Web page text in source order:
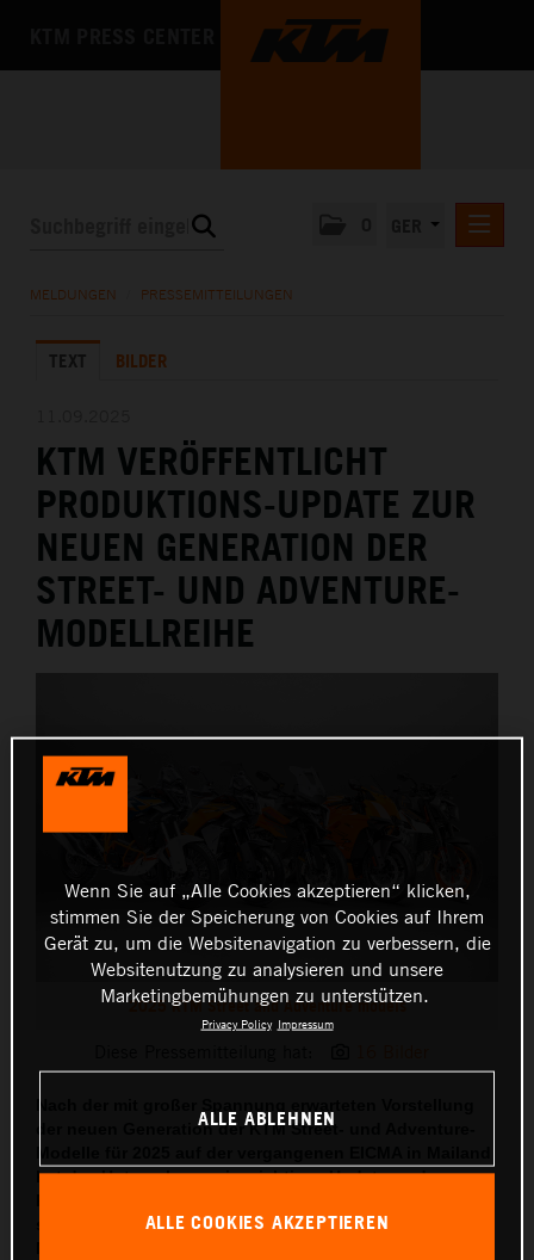
MEDIA
MELDUNGEN PRESSEMITTEILUNGEN
TEXT BILDER
KTM VERÖFFENTLICHT
PRODUKTIONS-UPDATE ZUR
NEUEN GENERATION DER
STREET- UND ADVENTURE-
MODELLREIHE
2025 KTM Street and Adventure models
der neuen Generation der KTM Street- und Adventure-
hat das Unternehmen ein wichtiges Update zu den
sich, die finalen Produktionsdaten für ausgewählte
Wenn Sie auf „Alle Cookies akzeptieren“ klicken,
stimmen Sie der Speicherung von Cookies auf Ihrem
Gerät zu, um die Websitenavigation zu verbessern, die
Websitenutzung zu analysieren und unsere
Marketingbemühungen zu unterstützen.
Privacy Policy Impressum
ALLE ABLEHNEN
ALLE COOKIES AKZEPTIEREN